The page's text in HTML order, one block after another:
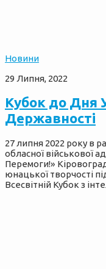
Новини
29 Липня, 2022
Кубок до Дня
Державності
27 липня 2022 року в
обласної військової
Перемоги!»
юнацької творчості
Всесвітній Кубок з